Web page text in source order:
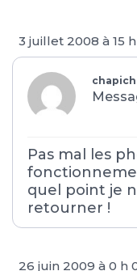
3 juillet 2008 à 15
Pas mal les
quel point je
retourner !
26 juin 2009 à 0 h